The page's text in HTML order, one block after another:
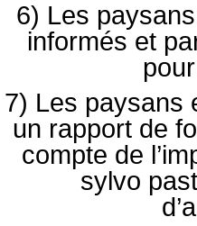
6) Les
informés et
7) Les paysans
un rapport de
compte de
sylvo